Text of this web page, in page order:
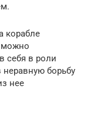
корабле
можно
себя в роли
неравную борьбу
нее